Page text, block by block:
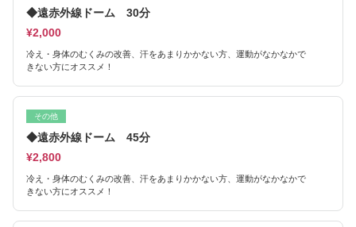
◆遠赤外線ドーム 30分
¥2,000
冷え・身体のむくみの改善、汗をあまりかかない方、運動がなかなかで
きない方にオススメ！
その他
◆遠赤外線ドーム 45分
¥2,800
冷え・身体のむくみの改善、汗をあまりかかない方、運動がなかなかで
きない方にオススメ！